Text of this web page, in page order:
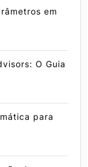
em
O Guia
para